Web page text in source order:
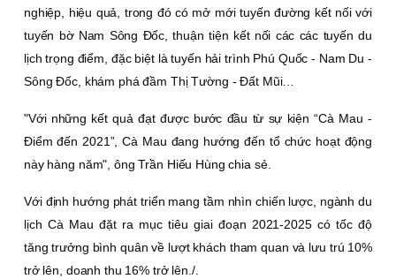
nghiệp, hiệu quả, trong đó có mở mới tuyến đường kết nối với
tuyến bờ Nam Sông Ðốc, thuận tiện kết nối các các tuyến du
lịch trọng điểm, đặc biệt là tuyến hải trình Phú Quốc - Nam Du -
Sông Ðốc, khám phá đầm Thị Tường - Ðất Mũi…
"Với những kết quả đạt được bước đầu từ sự kiện “Cà Mau -
Ðiểm đến 2021”, Cà Mau đang hướng đến tổ chức hoạt động
này hàng năm", ông Trần Hiếu Hùng chia sẻ.
Với định hướng phát triển mang tầm nhìn chiến lược, ngành du
lịch Cà Mau đặt ra mục tiêu giai đoạn 2021-2025 có tốc độ
tăng trưởng bình quân về lượt khách tham quan và lưu trú 10%
trở lên, doanh thu 16% trở lên./.